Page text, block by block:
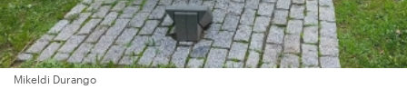
Mikeldi Durango